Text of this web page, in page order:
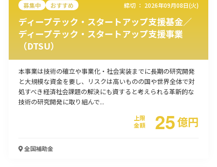
募集中 おすすめ 締切 ： 2026年09月08日(火)
ディープテック・スタートアップ支援基金／
ディープテック・スタートアップ支援事業
（DTSU）
本事業は技術の確立や事業化・社会実装までに長期の研究開発
と大規模な資金を要し、リスクは高いものの国や世界全体で対
処すべき経済社会課題の解決にも資すると考えられる革新的な
技術の研究開発に取り組んで...
上限
金額
25億円
全国補助金